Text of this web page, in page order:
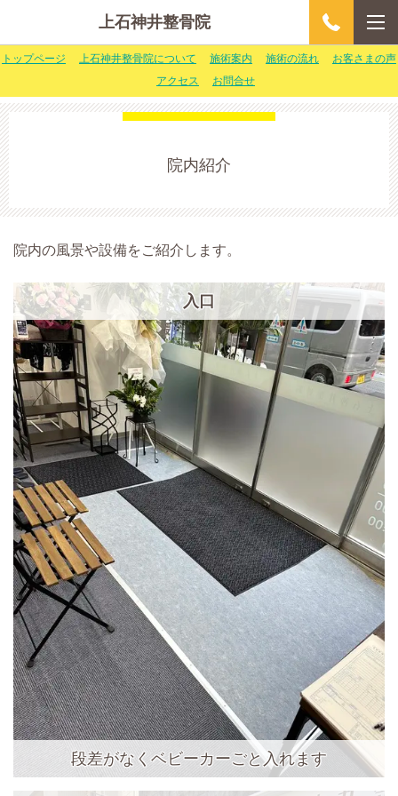
上石神井整骨院
トップページ 上石神井整骨院について 施術案内 施術の流れ
お客さまの声
アクセス
お問合せ
院内紹介
院内の風景や設備をご紹介します。
入口
段差がなくベビーカーごと入れます